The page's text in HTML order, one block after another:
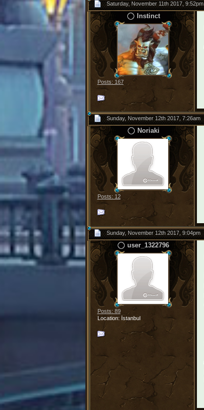
Saturday, November 11th 2017, 9:52pm
Instinct
Posts: 167
Sunday, November 12th 2017, 7:26am
Noriaki
Posts: 12
Sunday, November 12th 2017, 9:04pm
user_1322796
Posts: 89
Location: İstanbul